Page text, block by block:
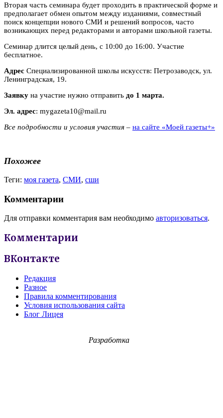
Вторая часть семинара будет проходить в практической форме и
предполагает обмен опытом между изданиями, совместный
поиск концепции нового СМИ и решений вопросов, часто
возникающих перед редакторами и авторами школьной газеты.
Семинар длится целый день, с 10:00 до 16:00. Участие
бесплатное.
Адрес Специализированной школы искусств: Петрозаводск, ул.
Ленинградская, 19.
Заявку на участие нужно отправить до 1 марта.
Эл. адрес: mygazeta10@mail.ru
Все подробности и условия участия – на сайте «Моей газеты+»
Похожее
Теги: моя газета, СМИ, сши
Комментарии
Для отправки комментария вам необходимо авторизоваться.
Комментарии
ВКонтакте
Редакция
Разное
Правила комментирования
Условия использования сайта
Блог Лицея
Разработка